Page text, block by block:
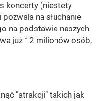
koncerty (niestety
na słuchanie
na podstawie naszych
już 12 milionów osób,
"atrakcji" takich jak